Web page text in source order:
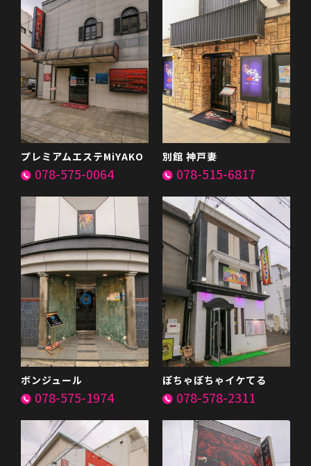
プレミアムエステMiYAKO
078-575-0064
別館 神戸妻
078-515-6817
ボンジュール
078-575-1974
ぽちゃぽちゃイケてる
078-578-2311